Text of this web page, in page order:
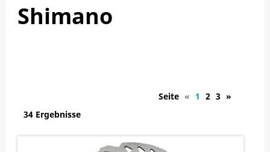
Shimano
Seite « 1 2 3 »
34 Ergebnisse